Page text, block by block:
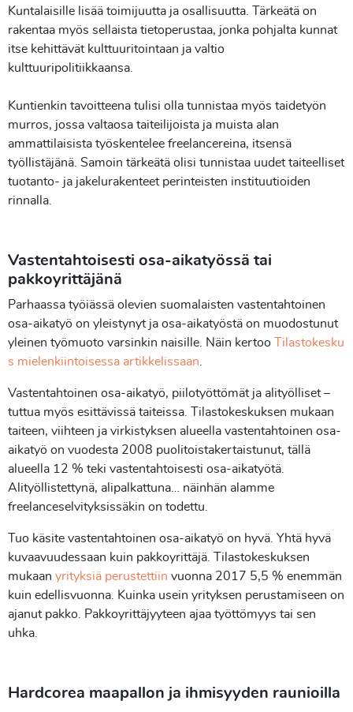
Kuntalaisille lisää toimijuutta ja osallisuutta. Tärkeätä on
rakentaa myös sellaista tietoperustaa, jonka pohjalta kunnat
itse kehittävät kulttuuritointaan ja valtio
kulttuuripolitiikkaansa.
Kuntienkin tavoitteena tulisi olla tunnistaa myös taidetyön
murros, jossa valtaosa taiteilijoista ja muista alan
ammattilaisista työskentelee freelancereina, itsensä
työllistäjänä. Samoin tärkeätä olisi tunnistaa uudet taiteelliset
tuotanto- ja jakelurakenteet perinteisten instituutioiden
rinnalla.
Vastentahtoisesti osa-aikatyössä tai
pakkoyrittäjänä
Parhaassa työiässä olevien suomalaisten vastentahtoinen
osa-aikatyö on yleistynyt ja osa-aikatyöstä on muodostunut
yleinen työmuoto varsinkin naisille. Näin kertoo
Tilastokesku
s mielenkiintoisessa artikkelissaan
Vastentahtoinen osa-aikatyö, piilotyöttömät ja alityölliset –
tuttua myös esittävissä taiteissa. Tilastokeskuksen mukaan
taiteen, viihteen ja virkistyksen alueella vastentahtoinen osa-
aikatyö on vuodesta 2008 puolitoistakertaistunut, tällä
alueella 12 % teki vastentahtoisesti osa-aikatyötä.
Alityöllistettynä, alipalkattuna… näinhän alamme
freelanceselvityksissäkin on todettu.
Tuo käsite vastentahtoinen osa-aikatyö on hyvä. Yhtä hyvä
kuvaavuudessaan kuin pakkoyrittäjä. Tilastokeskuksen
mukaan yrityksiä perustettiin vuonna 2017 5,5 % enemmän
kuin edellisvuonna. Kuinka usein yrityksen perustamiseen on
ajanut pakko. Pakkoyrittäjyyteen ajaa työttömyys tai sen
uhka.
Hardcorea maapallon ja ihmisyyden raunioilla